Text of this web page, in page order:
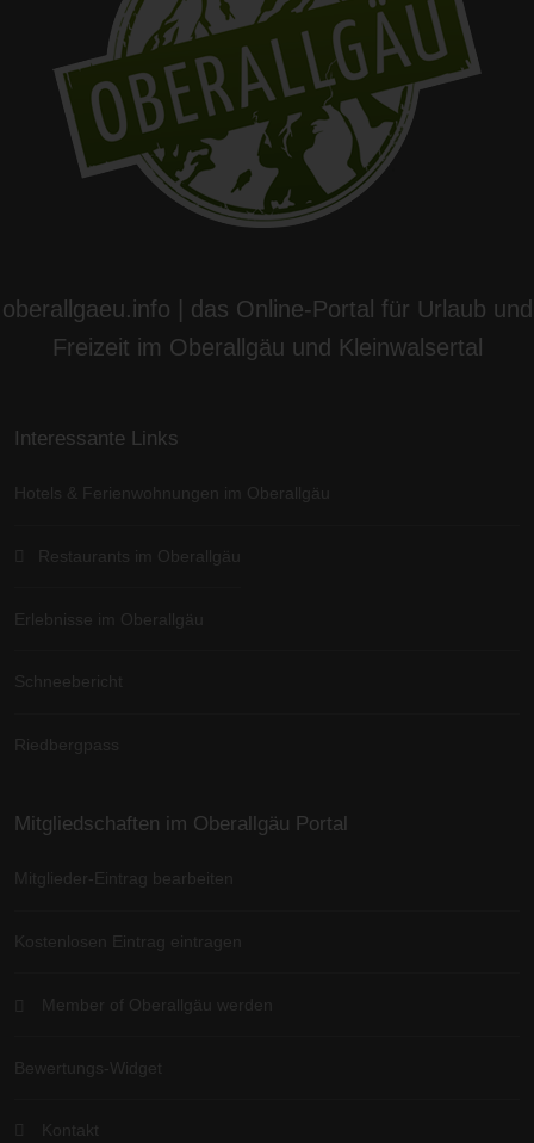
oberallgaeu.info | das Online-Portal für Urlaub und
Freizeit im Oberallgäu und Kleinwalsertal
Interessante Links
Hotels & Ferienwohnungen im Oberallgäu
Restaurants im Oberallgäu
Erlebnisse im Oberallgäu
Schneebericht
Riedbergpass
Mitgliedschaften im Oberallgäu Portal
Mitglieder-Eintrag bearbeiten
Kostenlosen Eintrag eintragen
Member of Oberallgäu werden
Bewertungs-Widget
Kontakt